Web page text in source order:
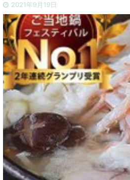
2021年9月19日